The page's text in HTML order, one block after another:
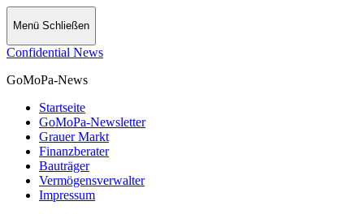
Menü Schließen
Confidential News
GoMoPa-News
Startseite
GoMoPa-Newsletter
Grauer Markt
Finanzberater
Bauträger
Vermögensverwalter
Impressum